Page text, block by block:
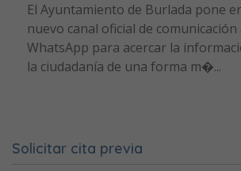
El Ayuntamiento de Burlada pone
nuevo canal oficial de comunicación
WhatsApp para acercar la
la ciudadanía de una forma m�...
Solicitar cita previa